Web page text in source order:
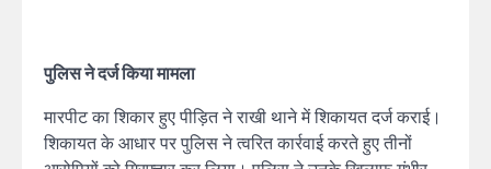
पुलिस ने दर्ज किया मामला
मारपीट का शिकार हुए पीड़ित ने राखी थाने में शिकायत दर्ज कराई।
शिकायत के आधार पर पुलिस ने त्वरित कार्रवाई करते हुए तीनों